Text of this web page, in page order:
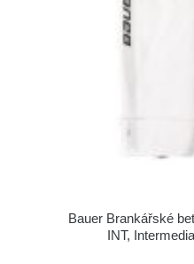
Bauer Brankářské
INT,